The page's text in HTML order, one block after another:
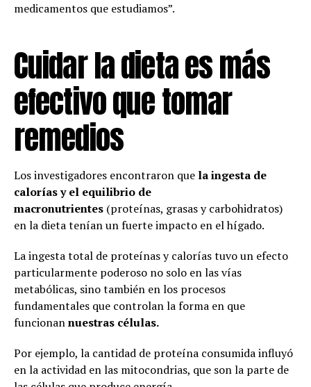
medicamentos que estudiamos”.
Cuidar la dieta es más
efectivo que tomar
remedios
Los investigadores encontraron que la ingesta de
calorías y el equilibrio de
macronutrientes (proteínas, grasas y carbohidratos)
en la dieta tenían un fuerte impacto en el hígado.
La ingesta total de proteínas y calorías tuvo un efecto
particularmente poderoso no solo en las vías
metabólicas, sino también en los procesos
fundamentales que controlan la forma en que
funcionannuestras células.
Por ejemplo, la cantidad de proteína consumida influyó
en la actividad en las mitocondrias, que son la parte de